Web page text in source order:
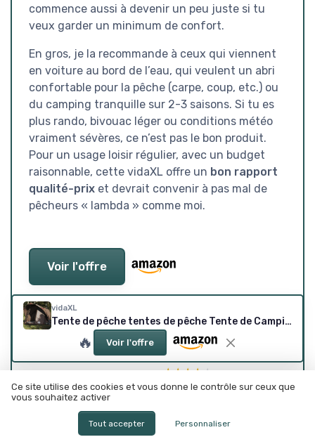
commence aussi à devenir un peu juste si tu
veux garder un minimum de confort.
En gros, je la recommande à ceux qui viennent
en voiture au bord de l’eau, qui veulent un abri
confortable pour la pêche (carpe, coup, etc.) ou
du camping tranquille sur 2-3 saisons. Si tu es
plus rando, bivouac léger ou conditions météo
vraiment sévères, ce n’est pas le bon produit.
Pour un usage loisir régulier, avec un budget
raisonnable, cette vidaXL offre un bon rapport
qualité-prix et devrait convenir à pas mal de
pêcheurs « lambda » comme moi.
Voir l'offre
SOUS-NOTES
RAPPORT QUALITÉ-PRIX :
HONNÊTE POUR CE QUE C’EST
★★★★★
★★★★★
DESIGN : SOBRE, MARRON,
PENSÉ POUR SE FONDRE
DANS LE DÉCOR
★★★★★
★★★★★
CONFORT ET ESPACE
INTÉRIEUR : BIEN POUR 1-2
PÊCHEURS, PLUS SERRÉ À 3-
POUR LA PÊCHE, SANS PLUS
vidaXL
Tente de pêche tentes de pêche Tente de Camping Marron
🔥 Voir l'offre
Ce site utilise des cookies et vous donne le contrôle sur ceux que
vous souhaitez activer
Tout accepter Personnaliser